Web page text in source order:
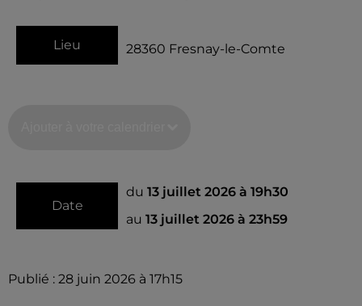
Lieu 28360 Fresnay-le-Comte
Date
du 13 juillet 2026 à 19h30
au 13 juillet 2026 à 23h59
Publié : 28 juin 2026 à 17h15